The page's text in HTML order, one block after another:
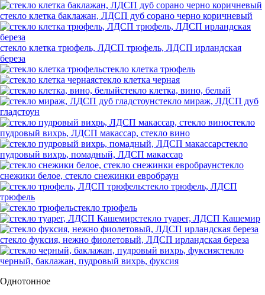
стекло клетка баклажан, ЛДСП дуб сорано черно коричневый
стекло клетка трюфель, ЛДСП трюфель, ЛДСП ирландская
береза
стекло клетка трюфель
стекло клетка черная
стекло клетка, вино, белый
стекло мираж, ЛДСП дуб
гладстоун
стекло
пудровый вихрь, ЛДСП макассар, стекло вино
стекло
пудровый вихрь, помадный, ЛДСП макассар
стекло
снежики белое, стекло снежинки евробраун
стекло трюфель, ЛДСП
трюфель
стекло трюфель
стекло туарег, ЛДСП Кашемир
стекло фуксия, нежно фиолетовый, ЛДСП ирландская береза
стекло
черный, баклажан, пудровый вихрь, фуксия
Однотонное